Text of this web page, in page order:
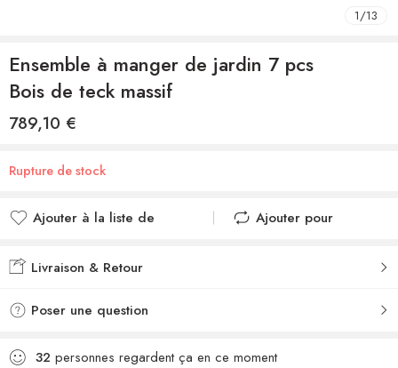
1/13
Ensemble à manger de jardin 7 pcs
Bois de teck massif
789,10 €
Rupture de stock
Ajouter à la liste de
Ajouté à la liste de
Ajouter pour
Livraison & Retour
Poser une question
32 personnes regardent ça en ce moment